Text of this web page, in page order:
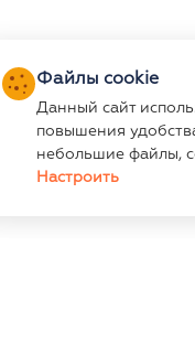
Файлы cookie
Данный сайт
повышения
небольшие файлы,
Настроить